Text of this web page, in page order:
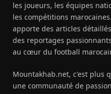
les joueurs, les équipes
les compétitions
apporte des articles
des reportages
au cœur du football
Mountakhab.net, c'est plus
une communauté de